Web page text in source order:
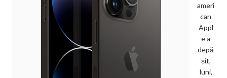
ameri
can
Appl
e a
depă
șit,
luni,